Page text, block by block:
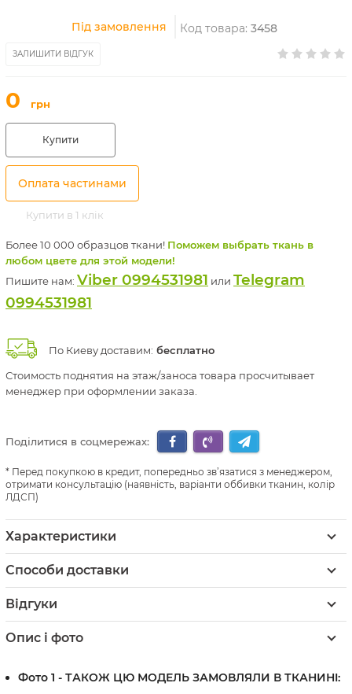
Під замовлення Код товара: 3458
ЗАЛИШИТИ ВІДГУК
0 грн
Купити
Оплата частинами
Купити в 1 клік
Более 10 000 образцов ткани! Поможем выбрать ткань в
любом цвете для этой модели!
Пишите нам: Viber 0994531981 или Telegram
0994531981
По Киеву доставим: бесплатно
Стоимость поднятия на этаж/заноса товара просчитывает
менеджер при оформлении заказа.
Поділитися в соцмережах:
Перед покупкою в кредит, попередньо зв’язатися з менеджером,
отримати консультацію (наявність, варіанти оббивки тканин, колір
ЛДСП)
Характеристики
Способи доставки
Відгуки
Опис і фото
Фото 1 - ТАКОЖ ЦЮ МОДЕЛЬ ЗАМОВЛЯЛИ В ТКАНИНI: